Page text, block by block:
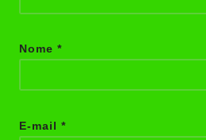
Nome *
E-mail *